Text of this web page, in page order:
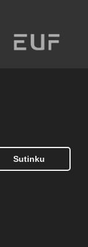
Sutinku